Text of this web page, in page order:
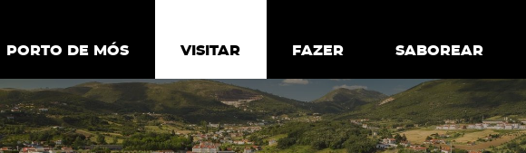
PORTO DE MÓS
VISITAR FAZER SABOREAR
PORTO DE MÓS VISITAR FAZER SABOREAR